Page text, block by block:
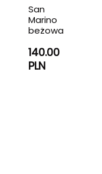
San
Marino
beżowa
140.00
PLN